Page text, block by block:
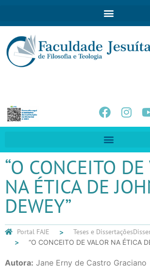
“O CONCEITO DE
NA ÉTICA DE
DEWEY”
Portal FAJE Teses e Dissertações
“O CONCEITO DE VALOR NA ÉTICA
Autora: Jane Erny de Castro Graciano